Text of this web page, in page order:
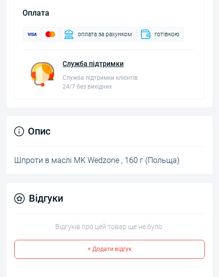
Оплата
оплата за рахунком готівкою
Служба підтримки
Служба підтримки клієнтів
24/7 без вихідних
Опис
Шпроти в маслі MK Wedzone , 160 г (Польща)
Відгуки
Відгуків про цей товар ще не було.
+ Додати відгук